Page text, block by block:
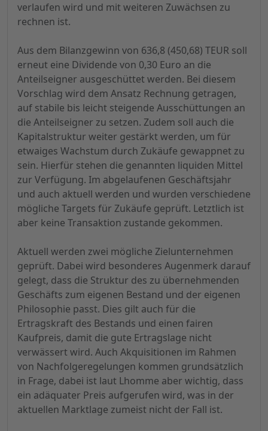
verlaufen wird und mit weiteren Zuwächsen zu
rechnen ist.
Aus dem Bilanzgewinn von 636,8 (450,68) TEUR soll
erneut eine Dividende von 0,30 Euro an die
Anteilseigner ausgeschüttet werden. Bei diesem
Vorschlag wird dem Ansatz Rechnung getragen,
auf stabile bis leicht steigende Ausschüttungen an
die Anteilseigner zu setzen. Zudem soll auch die
Kapitalstruktur weiter gestärkt werden, um für
etwaiges Wachstum durch Zukäufe gewappnet zu
sein. Hierfür stehen die genannten liquiden Mittel
zur Verfügung. Im abgelaufenen Geschäftsjahr
und auch aktuell werden und wurden verschiedene
mögliche Targets für Zukäufe geprüft. Letztlich ist
aber keine Transaktion zustande gekommen.
Aktuell werden zwei mögliche Zielunternehmen
geprüft. Dabei wird besonderes Augenmerk darauf
gelegt, dass die Struktur des zu übernehmenden
Geschäfts zum eigenen Bestand und der eigenen
Philosophie passt. Dies gilt auch für die
Ertragskraft des Bestands und einen fairen
Kaufpreis, damit die gute Ertragslage nicht
verwässert wird. Auch Akquisitionen im Rahmen
von Nachfolgeregelungen kommen grundsätzlich
in Frage, dabei ist laut Lhomme aber wichtig, dass
ein adäquater Preis aufgerufen wird, was in der
aktuellen Marktlage zumeist nicht der Fall ist.